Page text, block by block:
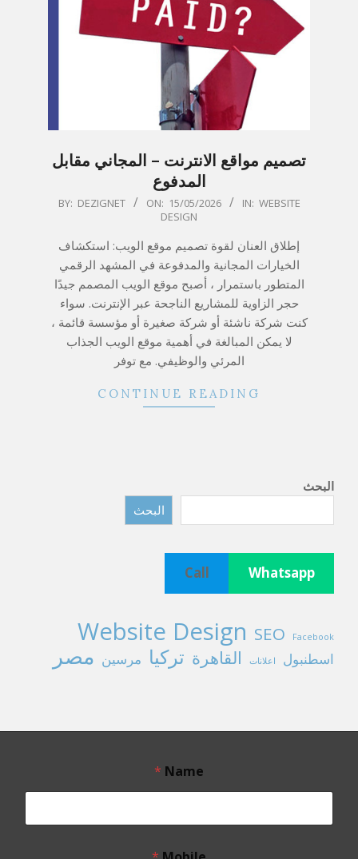
تصميم مواقع الانترنت – المجاني مقابل
المدفوع
2026-
15
BY: DEZIGNET ON: 15/05/2026 IN: WEBSITE
DESIGN
إطلاق العنان لقوة تصميم موقع الويب: استكشاف
الخيارات المجانية والمدفوعة في المشهد الرقمي
المتطور باستمرار ، أصبح موقع الويب المصمم جيدًا
حجر الزاوية للمشاريع الناجحة عبر الإنترنت. سواء
كنت شركة ناشئة أو شركة صغيرة أو مؤسسة قائمة ،
لا يمكن المبالغة في أهمية موقع الويب الجذاب
المرئي والوظيفي. مع توفر
CONTINUE READING
البحث
البحث
Whatsapp
Call
Facebook
SEO
Website Design
اسطنبول اعلانات القاهرة تركيا مرسين مصر
Name
*